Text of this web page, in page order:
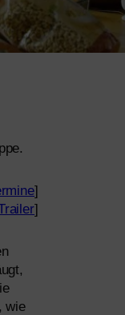
]
]
wie